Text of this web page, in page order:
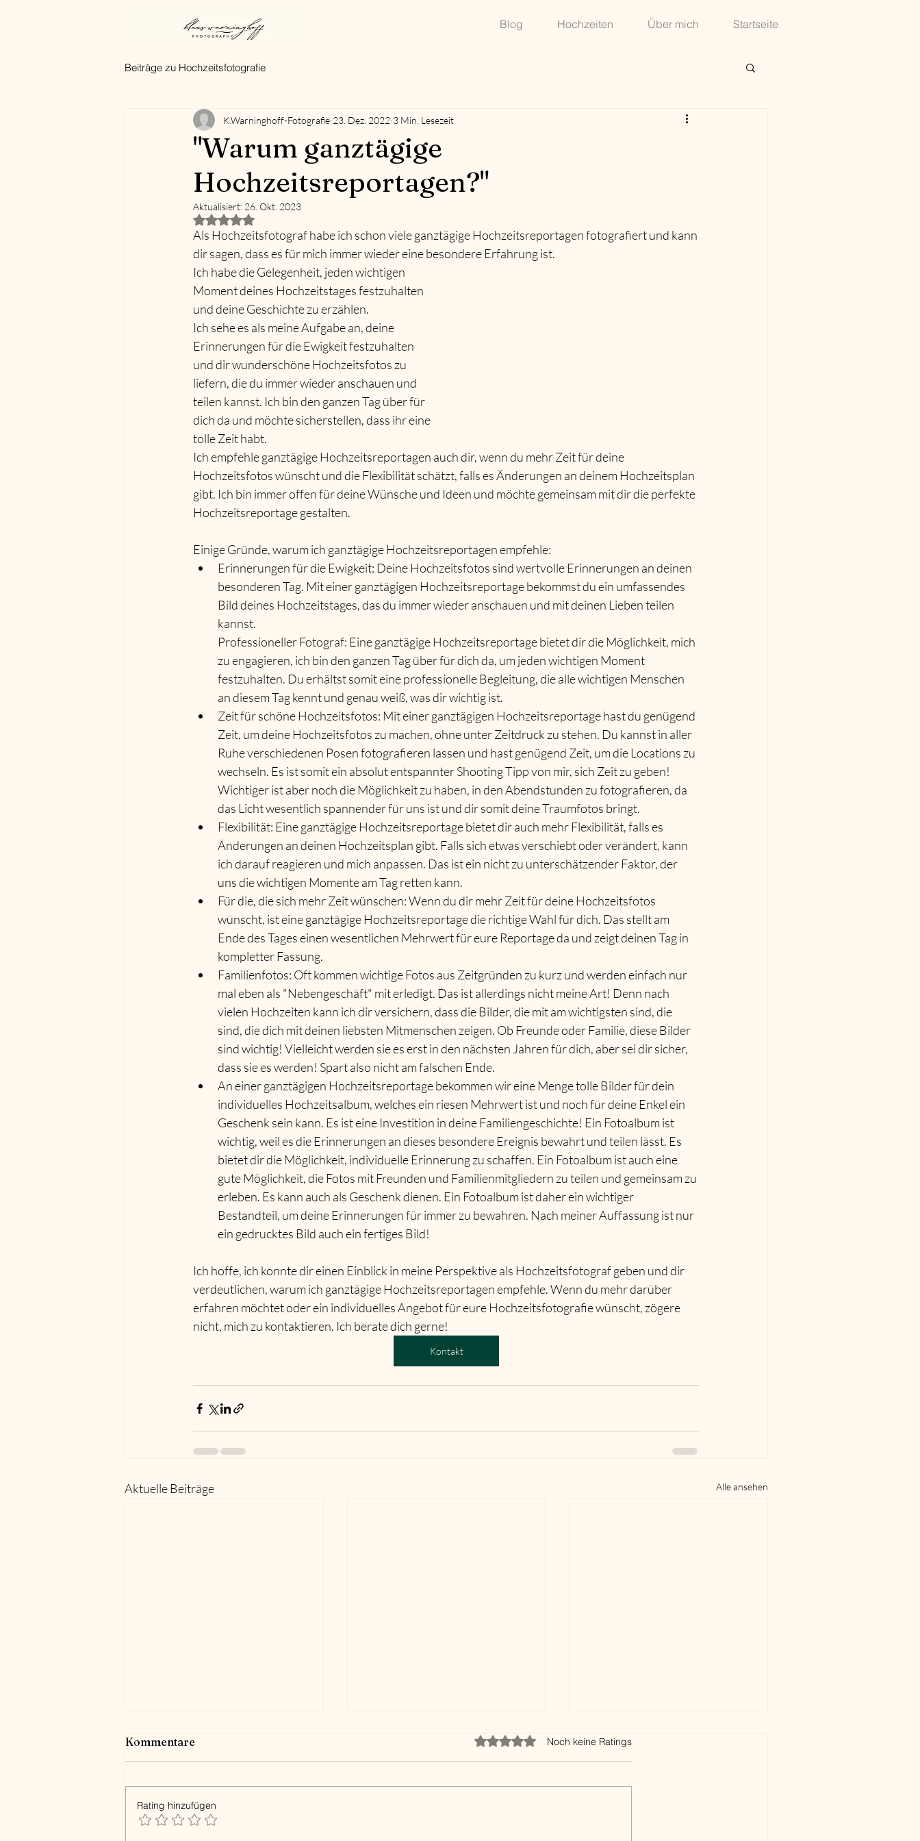
Startseite
Über mich
Hochzeiten
Blog
Beiträge zu Hochzeitsfotografie
"Warum ganztägige
Hochzeitsreportagen?"
K.Warninghoff-Fotografie 23. Dez. 2022 3 Min. Lesezeit
Aktualisiert: 26. Okt. 2023
Mit NaN von 5 Sternen bewertet.
Als Hochzeitsfotograf habe ich schon viele ganztägige Hochzeitsreportagen fotografiert und kann
dir sagen, dass es für mich immer wieder eine besondere Erfahrung ist.
Ich habe die Gelegenheit, jeden wichtigen
Moment deines Hochzeitstages festzuhalten
und deine Geschichte zu erzählen.
Ich sehe es als meine Aufgabe an, deine
Erinnerungen für die Ewigkeit festzuhalten
und dir wunderschöne Hochzeitsfotos zu
liefern, die du immer wieder anschauen und
teilen kannst. Ich bin den ganzen Tag über für
dich da und möchte sicherstellen, dass ihr eine
tolle Zeit habt.
Ich empfehle ganztägige Hochzeitsreportagen auch dir, wenn du mehr Zeit für deine
Hochzeitsfotos wünscht und die Flexibilität schätzt, falls es Änderungen an deinem Hochzeitsplan
gibt. Ich bin immer offen für deine Wünsche und Ideen und möchte gemeinsam mit dir die perfekte
Hochzeitsreportage gestalten.
Einige Gründe, warum ich ganztägige Hochzeitsreportagen empfehle:
Erinnerungen für die Ewigkeit: Deine Hochzeitsfotos sind wertvolle Erinnerungen an deinen
besonderen Tag. Mit einer ganztägigen Hochzeitsreportage bekommst du ein umfassendes
Bild deines Hochzeitstages, das du immer wieder anschauen und mit deinen Lieben teilen
kannst.
Professioneller Fotograf: Eine ganztägige Hochzeitsreportage bietet dir die Möglichkeit, mich
zu engagieren, ich bin den ganzen Tag über für dich da, um jeden wichtigen Moment
festzuhalten. Du erhältst somit eine professionelle Begleitung, die alle wichtigen Menschen
an diesem Tag kennt und genau weiß, was dir wichtig ist.
Zeit für schöne Hochzeitsfotos: Mit einer ganztägigen Hochzeitsreportage hast du genügend
Zeit, um deine Hochzeitsfotos zu machen, ohne unter Zeitdruck zu stehen. Du kannst in aller
Ruhe verschiedenen Posen fotografieren lassen und hast genügend Zeit, um die Locations zu
wechseln. Es ist somit ein absolut entspannter Shooting Tipp von mir, sich Zeit zu geben!
Wichtiger ist aber noch die Möglichkeit zu haben, in den Abendstunden zu fotografieren, da
das Licht wesentlich spannender für uns ist und dir somit deine Traumfotos bringt.
Flexibilität: Eine ganztägige Hochzeitsreportage bietet dir auch mehr Flexibilität, falls es
Änderungen an deinen Hochzeitsplan gibt. Falls sich etwas verschiebt oder verändert, kann
ich darauf reagieren und mich anpassen. Das ist ein nicht zu unterschätzender Faktor, der
uns die wichtigen Momente am Tag retten kann.
Für die, die sich mehr Zeit wünschen: Wenn du dir mehr Zeit für deine Hochzeitsfotos
wünscht, ist eine ganztägige Hochzeitsreportage die richtige Wahl für dich. Das stellt am
Ende des Tages einen wesentlichen Mehrwert für eure Reportage da und zeigt deinen Tag in
kompletter Fassung.
Familienfotos: Oft kommen wichtige Fotos aus Zeitgründen zu kurz und werden einfach nur
mal eben als "Nebengeschäft" mit erledigt. Das ist allerdings nicht meine Art! Denn nach
vielen Hochzeiten kann ich dir versichern, dass die Bilder, die mit am wichtigsten sind, die
sind, die dich mit deinen liebsten Mitmenschen zeigen. Ob Freunde oder Familie, diese Bilder
sind wichtig! Vielleicht werden sie es erst in den nächsten Jahren für dich, aber sei dir sicher,
dass sie es werden! Spart also nicht am falschen Ende.
An einer ganztägigen Hochzeitsreportage bekommen wir eine Menge tolle Bilder für dein
individuelles Hochzeitsalbum, welches ein riesen Mehrwert ist und noch für deine Enkel ein
Geschenk sein kann. Es ist eine Investition in deine Familiengeschichte! Ein Fotoalbum ist
wichtig, weil es die Erinnerungen an dieses besondere Ereignis bewahrt und teilen lässt. Es
bietet dir die Möglichkeit, individuelle Erinnerung zu schaffen. Ein Fotoalbum ist auch eine
gute Möglichkeit, die Fotos mit Freunden und Familienmitgliedern zu teilen und gemeinsam zu
erleben. Es kann auch als Geschenk dienen. Ein Fotoalbum ist daher ein wichtiger
Bestandteil, um deine Erinnerungen für immer zu bewahren. Nach meiner Auffassung ist nur
ein gedrucktes Bild auch ein fertiges Bild!
Ich hoffe, ich konnte dir einen Einblick in meine Perspektive als Hochzeitsfotograf geben und dir
verdeutlichen, warum ich ganztägige Hochzeitsreportagen empfehle. Wenn du mehr darüber
erfahren möchtet oder ein individuelles Angebot für eure Hochzeitsfotografie wünscht, zögere
nicht, mich zu kontaktieren. Ich berate dich gerne!
Kontakt
Aktuelle Beiträge Alle ansehen
Kommentare Mit 0 von 5 Sternen bewertet.
Noch keine Ratings
Rating hinzufügen